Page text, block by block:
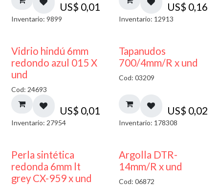
US$ 0,01
Inventario: 9899
US$ 0,16
Inventario: 12913
40% DESCUENTO
Vidrio hindú 6mm
redondo azul 015 X
und
Cod: 24693
US$ 0,01
Inventario: 27954
Tapanudos
700/4mm/R x und
Cod: 03209
US$ 0,02
Inventario: 178308
Perla sintética
redonda 6mm lt
grey CX-959 x und
Argolla DTR-
14mm/R x und
Cod: 06872